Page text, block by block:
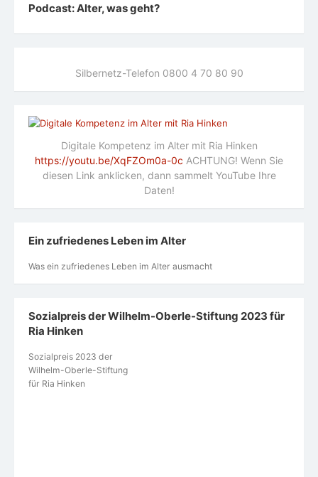
Podcast: Alter, was geht?
Silbernetz-Telefon 0800 4 70 80 90
Digitale Kompetenz im Alter mit Ria Hinken
https://youtu.be/XqFZOm0a-0c ACHTUNG! Wenn Sie
diesen Link anklicken, dann sammelt YouTube Ihre
Daten!
Ein zufriedenes Leben im Alter
Was ein zufriedenes Leben im Alter ausmacht
Sozialpreis der Wilhelm-Oberle-Stiftung 2023 für
Ria Hinken
Sozialpreis 2023 der
Wilhelm-Oberle-Stiftung
für Ria Hinken